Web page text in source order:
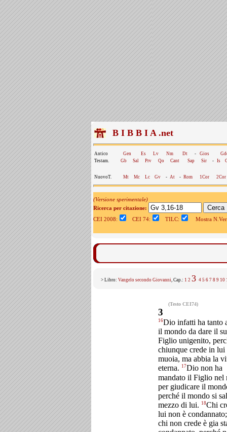
B I B B I A .net
Antico Gen Es Lv Nm Dt - Gios
Testam.
Gb Sal Prv Qo Cant Sap Sir - Is
NuovoT. Mt Mc Lc Gv - At - Rom 1Cor 2Cor
(Versione sperimentale)
Ricerca per citazione:
CEI 2008:
CEI 74: TILC: Mostra
> Libro: Vangelo secondo Giovanni, Cap.: 1 2 3 4 5 6 7 8 9 10
(Testo CEI74)
3
16Dio infatti ha tanto
il mondo da dare il
Figlio unigenito,
chiunque crede in lui
muoia, ma abbia la
eterna. 17Dio non ha
mandato il Figlio nel
per giudicare il
perché il mondo si
mezzo di lui. 18Chi
lui non è
chi non crede è gia